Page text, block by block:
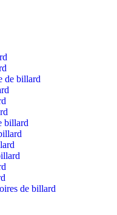
de billard
billard
de billard